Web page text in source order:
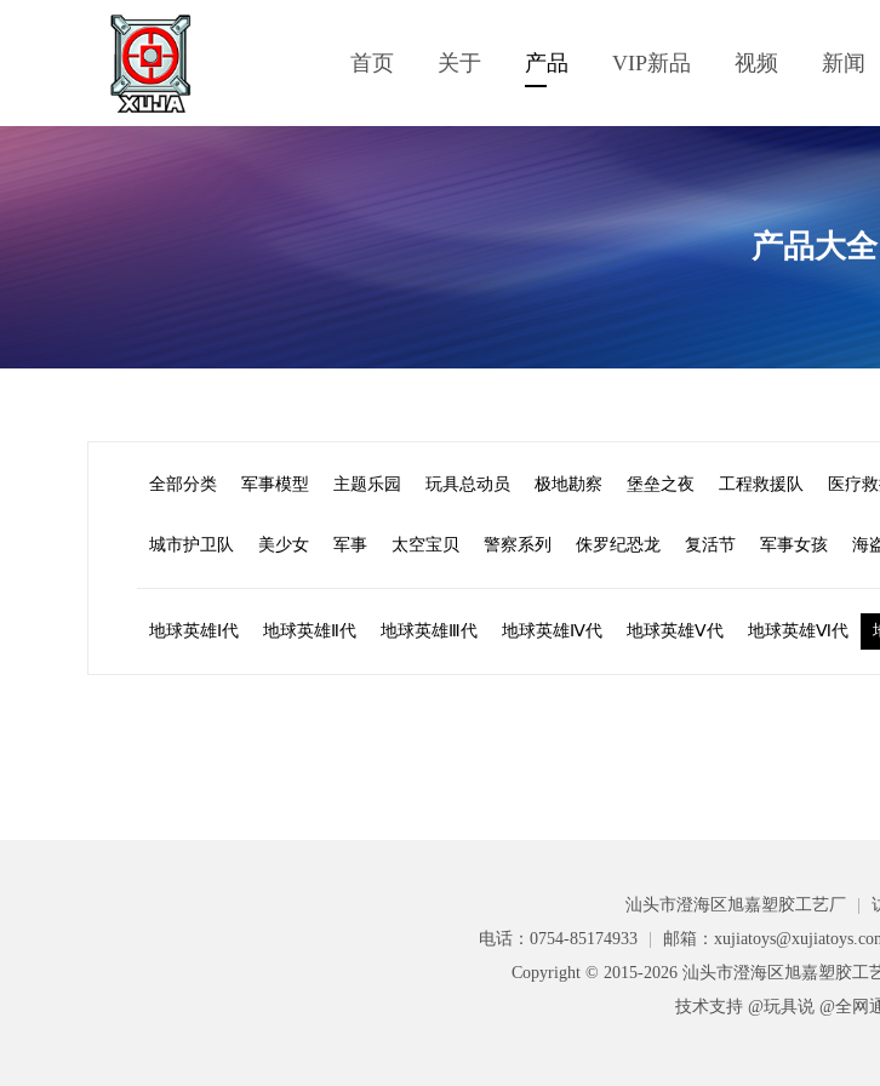
首页 关于 产品 VIP新品 视频 新闻
产品大全
全部分类 军事模型 主题乐园 玩具总动员 极地勘察 堡垒之夜 工程救援队 医疗
城市护卫队 美少女 军事 太空宝贝 警察系列 侏罗纪恐龙 复活节 军事女孩 海
地球英雄Ⅰ代 地球英雄Ⅱ代 地球英雄Ⅲ代 地球英雄Ⅳ代 地球英雄Ⅴ代 地球英雄Ⅵ代
汕头市澄海区旭嘉塑胶工艺厂
电话：0754-85174933
邮箱：
Copyright © 2015-2026 汕头市澄海区旭嘉塑胶工
技术支持 @玩具说 @全网